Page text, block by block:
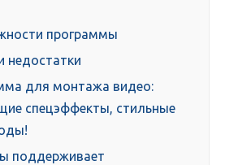
программы
недостатки
для монтажа видео:
спецэффекты, стильные
поддерживает